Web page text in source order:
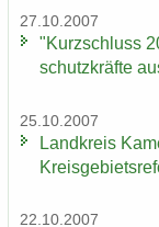
27.10.2007
"Kurz­schluss
schutz­kräf­te
25.10.2007
Land­kreis
22.10.2007